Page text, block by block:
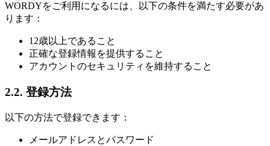
WORDYをご利用になるには、以下の条件を満たす必要があ
ります：
12歳以上であること
正確な登録情報を提供すること
アカウントのセキュリティを維持すること
2.2. 登録方法
以下の方法で登録できます：
メールアドレスとパスワード